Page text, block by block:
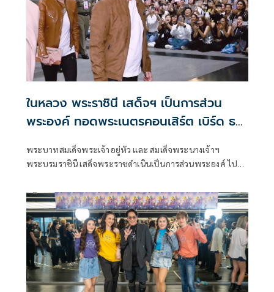
พยาบาล มหาวิทยาลัยมหิดล
ในหลวง พระราชินี เสด็จฯ เป็นการส่วน
พระองค์ ทอดพระเนตรคอนเสิร์ต เบิร์ด ธง
พระบาทสมเด็จพระเจ้าอยู่หัว และ สมเด็จพระนางเจ้าฯ
พระบรมราชินี เสด็จพระราชดำเนินเป็นการส่วนพระองค์ ไป